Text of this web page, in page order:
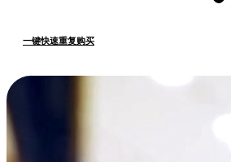
一键快速重复购买